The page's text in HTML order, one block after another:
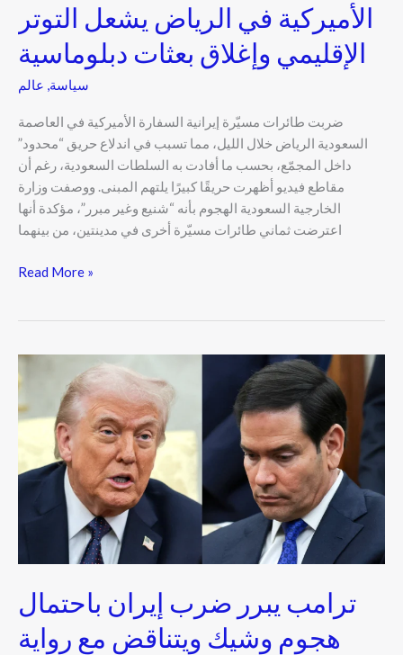
الأميركية في الرياض يشعل التوتر
الإقليمي وإغلاق بعثات دبلوماسية
سياسة, عالم
ضربت طائرات مسيّرة إيرانية السفارة الأميركية في العاصمة
السعودية الرياض خلال الليل، مما تسبب في اندلاع حريق “محدود”
داخل المجمّع، بحسب ما أفادت به السلطات السعودية، رغم أن
مقاطع فيديو أظهرت حريقًا كبيرًا يلتهم المبنى. ووصفت وزارة
الخارجية السعودية الهجوم بأنه “شنيع وغير مبرر”، مؤكدة أنها
اعترضت ثماني طائرات مسيّرة أخرى في مدينتين، من بينهما
Read More »
ترامب يبرر ضرب إيران باحتمال
هجوم وشيك ويتناقض مع رواية
ترامب
يبرر
ضرب
باحتمال
هجوم
ويتناقض